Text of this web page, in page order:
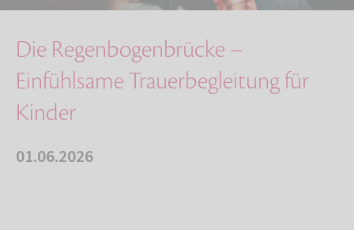
Die Regenbogenbrücke –
Einfühlsame Trauerbegleitung für
Kinder
01.06.2026